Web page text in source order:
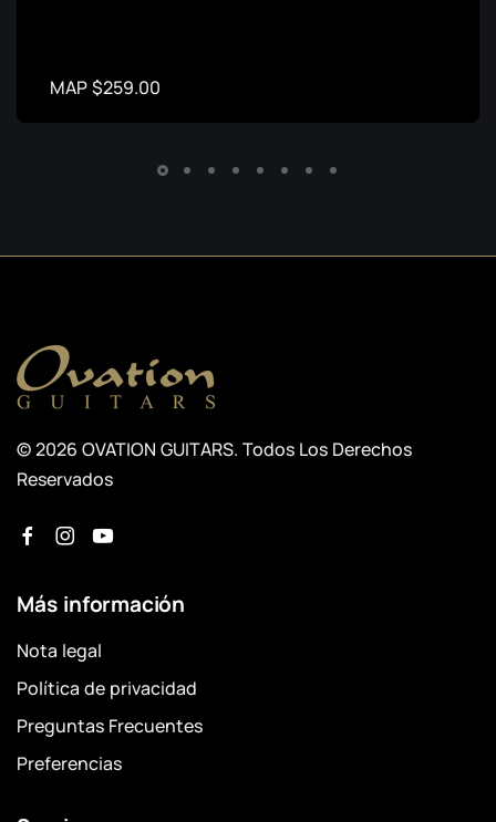
MAP $259.00
© 2026 OVATION GUITARS. Todos Los Derechos
Reservados
Más información
Nota legal
Política de privacidad
Preguntas Frecuentes
Preferencias